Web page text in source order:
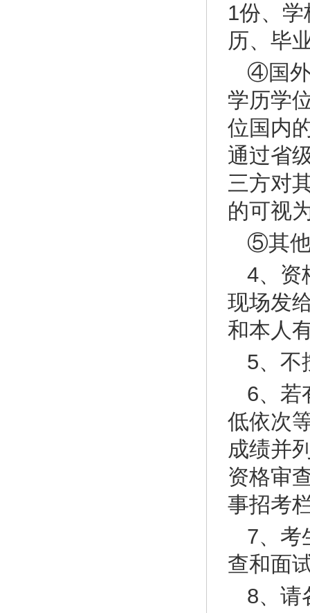
1份、
历、毕
④国外
学历学
位国内
通过省
三方对
的可视
⑤其他
4、资
现场发
和本人
5、不
6、若
低依次
成绩并
资格审
事招考
7、考
查和面
8、请